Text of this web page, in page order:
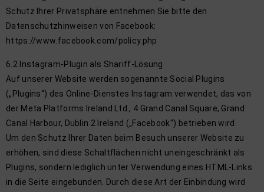
Schutz Ihrer Privatsphäre entnehmen Sie bitte den
Datenschutzhinweisen von Facebook:
https://www.facebook.com/policy.php
6.2 Instagram-Plugin als Shariff-Lösung
Auf unserer Website werden sogenannte Social Plugins
(„Plugins“) des Online-Dienstes Instagram verwendet, das von
der Meta Platforms Ireland Ltd., 4 Grand Canal Square, Grand
Canal Harbour, Dublin 2 Ireland („Facebook“) betrieben wird.
Um den Schutz Ihrer Daten beim Besuch unserer Website zu
erhöhen, sind diese Schaltflächen nicht uneingeschränkt als
Plugins, sondern lediglich unter Verwendung eines HTML-Links
in die Seite eingebunden. Durch diese Art der Einbindung wird